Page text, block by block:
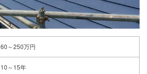
60～250万円
10～15年